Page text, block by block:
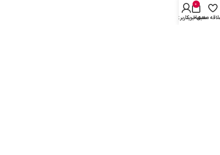
- فرصت شغلی
مندی
0
سبد خرید
حساب کاربری من